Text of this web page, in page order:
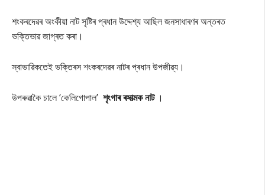
শংকৰদেৱৰ অংকীয়া নাট সৃষ্টিৰ প্ৰধান উদ্দেশ্য আছিল জনসাধাৰণৰ অন্তৰত
ভক্তিভাৱ জাগ্ৰত কৰা।
স্বাভাৱিকতেই ভক্তিৰস শংকৰদেৱৰ নাটৰ প্ৰধান উপজীৱ্য।
উপৰুৱাকৈ চালে ‘কেলিগোপাল’ শৃংগাৰ ৰসাত্মক নাট।